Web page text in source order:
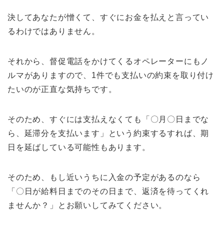
決してあなたが憎くて、すぐにお金を払えと言ってい
るわけではありません。
それから、督促電話をかけてくるオペレーターにもノ
ルマがありますので、1件でも支払いの約束を取り付け
たいのが正直な気持ちです。
そのため、すぐには支払えなくても「〇月〇日までな
ら、延滞分を支払います」という約束するすれば、期
日を延ばしている可能性もあります。
そのため、もし近いうちに入金の予定があるのなら
「〇日が給料日までのその日まで、返済を待ってくれ
ませんか？」とお願いしてみてください。